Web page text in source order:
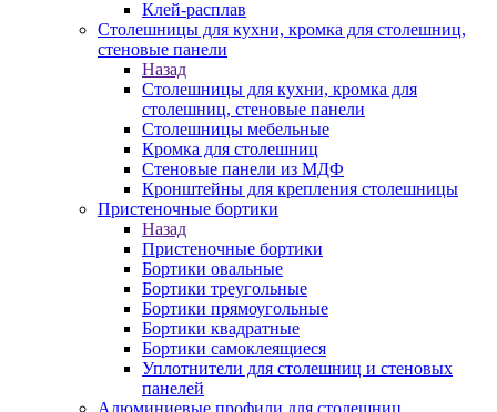
Клей-расплав
Столешницы для кухни, кромка для столешниц,
стеновые панели
Назад
Столешницы для кухни, кромка для
столешниц, стеновые панели
Столешницы мебельные
Кромка для столешниц
Стеновые панели из МДФ
Кронштейны для крепления столешницы
Пристеночные бортики
Назад
Пристеночные бортики
Бортики овальные
Бортики треугольные
Бортики прямоугольные
Бортики квадратные
Бортики самоклеящиеся
Уплотнители для столешниц и стеновых
панелей
Алюминиевые профили для столешниц